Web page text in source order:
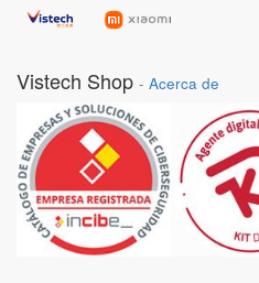
Vistech Shop - Acerca de